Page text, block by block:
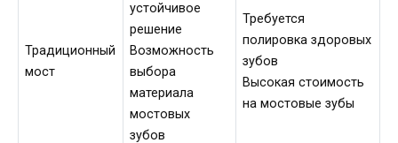
Традиционный
мост
устойчивое
решение
Возможность
выбора
материала
мостовых
зубов
Требуется
полировка здоровых
зубов
Высокая стоимость
на мостовые зубы